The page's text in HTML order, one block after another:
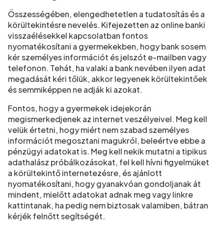
Összességében, elengedhetetlen a tudatosítás és a
körültekintésre nevelés. Kifejezetten az online banki
visszaélésekkel kapcsolatban fontos
nyomatékosítani a gyermekekben, hogy bank sosem
kér személyes információt és jelszót e-mailben vagy
telefonon. Tehát, ha valaki a bank nevében ilyen adat
megadását kéri tőlük, akkor legyenek körültekintőek
és semmiképpen ne adják ki azokat.
Fontos, hogy a gyermekek idejekorán
megismerkedjenek az internet veszélyeivel. Meg kell
velük értetni, hogy miért nem szabad személyes
információt megosztani magukról, beleértve ebbe a
pénzügyi adatokat is. Meg kell nekik mutatni a tipikus
adathalász próbálkozásokat, fel kell hívni figyelmüket
a körültekintő internetezésre, és ajánlott
nyomatékosítani, hogy gyanakvóan gondoljanak át
mindent, mielőtt adatokat adnak meg vagy linkre
kattintanak, ha pedig nem biztosak valamiben, bátran
kérjék felnőtt segítségét.